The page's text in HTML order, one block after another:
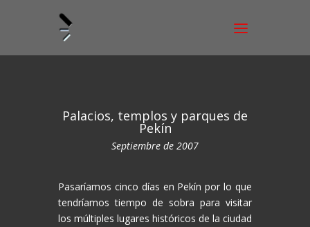
Palacios, templos y parques de
Pekín
Septiembre de 2007
Pasaríamos cinco días en Pekín por lo que
tendríamos tiempo de sobra para visitar
los múltiples lugares históricos de la ciudad